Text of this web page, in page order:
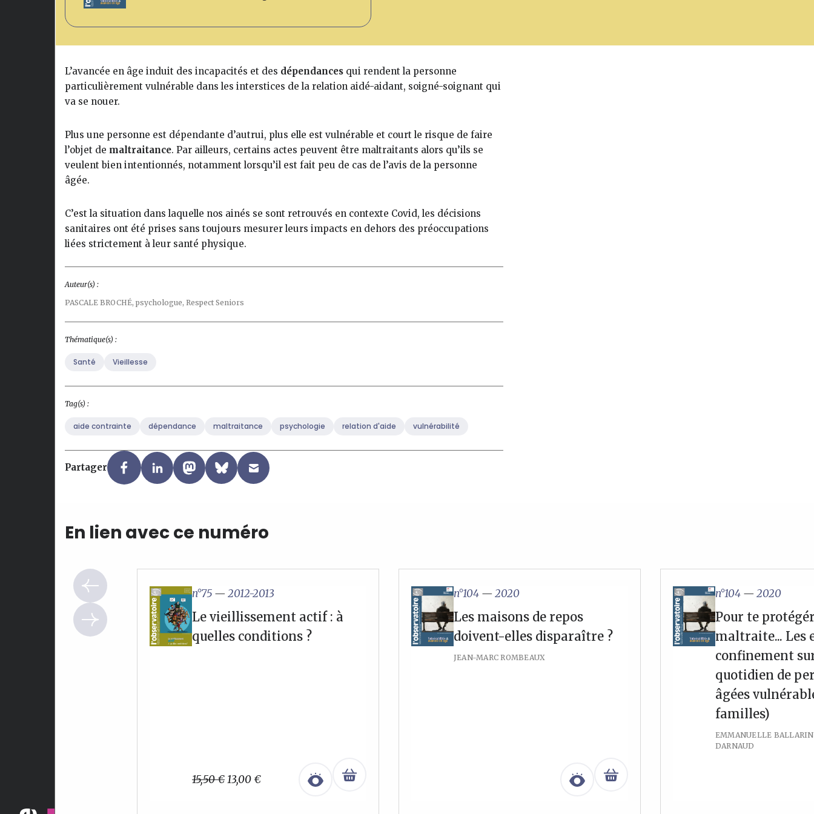
L’avancée en âge induit des incapacités et des dépendances qui rendent la personne
particulièrement vulnérable dans les interstices de la relation aidé-aidant, soigné-soignant qui
va se nouer.
Plus une personne est dépendante d’autrui, plus elle est vulnérable et court le risque de faire
l’objet de maltraitance. Par ailleurs, certains actes peuvent être maltraitants alors qu’ils se
veulent bien intentionnés, notamment lorsqu’il est fait peu de cas de l’avis de la personne
âgée.
C’est la situation dans laquelle nos ainés se sont retrouvés en contexte Covid, les décisions
sanitaires ont été prises sans toujours mesurer leurs impacts en dehors des préoccupations
liées strictement à leur santé physique.
Auteur(s) :
PASCALE BROCHÉ, psychologue, Respect Seniors
Thématique(s) :
Santé Vieillesse
Tag(s) :
aide contrainte dépendance maltraitance psychologie relation d'aide vulnérabilité
Partager
En lien avec ce numéro
n°75 —2012-2013
Le vieillissement actif : à
quelles conditions ?
15,50€ Le
13,00€Le
n°104 —2020
Les maisons de repos
doivent-elles disparaître ?
JEAN-MARC ROMBEAUX
n°104 —2020
Pour te
maltraite... Les
confinement
quotidien de
âgées
familles)
EMMANUELLE
DARNAUD